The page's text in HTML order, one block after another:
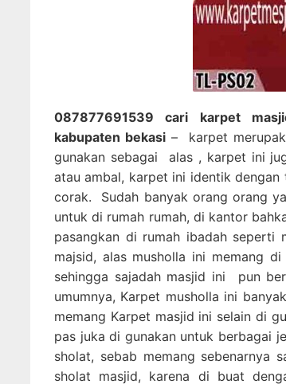
087877691539 cari karpet
kabupaten bekasi– karpet
gunakan sebagai alas , karpet ini
atau ambal, karpet ini identik
corak. Sudah banyak orang orang
untuk di rumah rumah, di kantor
pasangkan di rumah ibadah
majsid, alas musholla ini memang
sehingga sajadah masjid ini pun
umumnya, Karpet musholla ini
memang Karpet masjid ini selain di
pas juka di gunakan untuk berbagai
sholat, sebab memang sebenarnya
sholat masjid, karena di buat